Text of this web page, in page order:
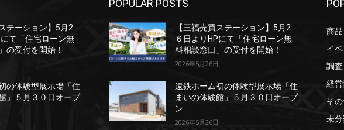
テーション】5月2
て「住宅ローン無
の受付を開始！
の体験型展示場「住
」５月３０日オープ
POPULAR POSTS
【三福売買ステーション】5月2
６日よりHPにて「住宅ローン無
料相談窓口」の受付を開始！
2026年5月26日
遠鉄ホーム初の体験型展示場「住
まいの体験館」５月３０日オープ
ン
2026年5月26日
商
イ
調
経
そ
未